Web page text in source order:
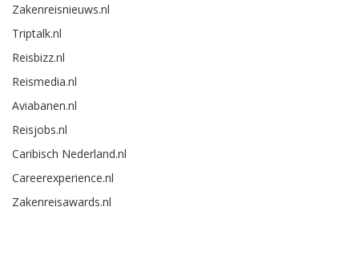
Zakenreisnieuws.nl
Triptalk.nl
Reisbizz.nl
Reismedia.nl
Aviabanen.nl
Reisjobs.nl
Caribisch Nederland.nl
Careerexperience.nl
Zakenreisawards.nl